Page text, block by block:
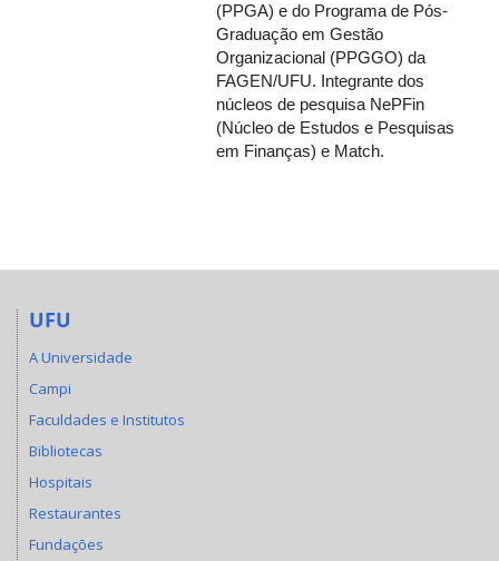
(PPGA) e do Programa de Pós-
Graduação em Gestão
Organizacional (PPGGO) da
FAGEN/UFU. Integrante dos
núcleos de pesquisa NePFin
(Núcleo de Estudos e Pesquisas
em Finanças) e Match.
UFU
A Universidade
Campi
Faculdades e Institutos
Bibliotecas
Hospitais
Restaurantes
Fundações